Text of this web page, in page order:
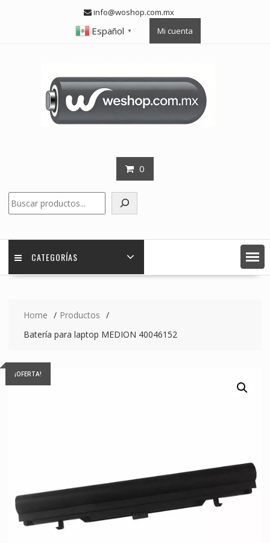
info@woshop.com.mx
Español ▼ Mi cuenta
0
CATEGORÍAS
Home
Productos
Batería para laptop MEDION 40046152
¡OFERTA!